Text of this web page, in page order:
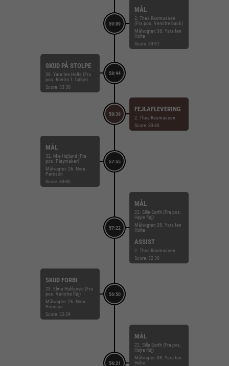
59:09
MÅL
2. Thea Rasmussen
(Fra pos. Venstre back)
Målvogter: 38. Yara ten
Holte
Score: 33-31
58:44
SKUD PÅ STOLPE
38. Yara ten Holte (Fra
pos. Kontra 1. bølge)
Score: 33-30
58:39
FEJLAFLEVERING
2. Thea Rasmussen
Score: 33-30
57:55
MÅL
32. Mie Højlund (Fra
pos. Playmaker)
Målvogter: 26. Nora
Persson
Score: 33-30
57:22
MÅL
22. Sille Sorth (Fra pos.
Højre fløj)
Målvogter: 38. Yara ten
Holte
ASSIST
2. Thea Rasmussen
Score: 32-30
56:50
SKUD FORBI
23. Elma Halilcevic (Fra
pos. Venstre fløj)
Målvogter: 26. Nora
Persson
Score: 32-29
56:21
MÅL
22. Sille Sorth (Fra pos.
Højre fløj)
Målvogter: 38. Yara ten
Holte